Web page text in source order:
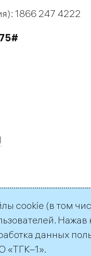
1866 247 4222
cookie (в том
данных
«ТГК–1».